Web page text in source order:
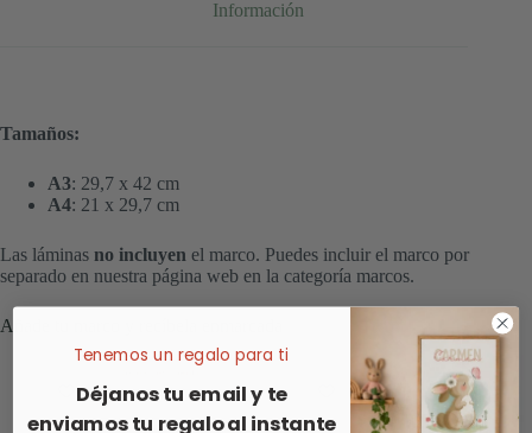
Información
Tamaños:
A3: 29,7 x 42 cm
A4: 21 x 29,7 cm
Las láminas no incluyen el marco. Puedes incluir el marco por
separado en nuestra página web en la categoría marcos.
Añade tu marco y recíbela enmarcada
Tenemos un regalo para ti
Déjanos tu email y te
enviamos tu regalo al instante